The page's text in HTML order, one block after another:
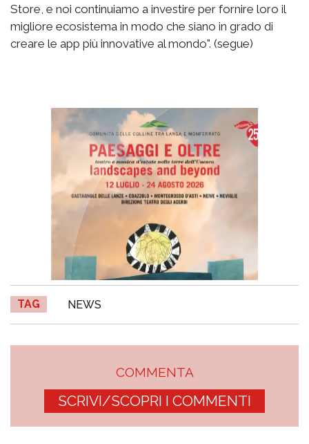
Store, e noi continuiamo a investire per fornire loro il
migliore ecosistema in modo che siano in grado di
creare le app più innovative al mondo". (segue)
TAG NEWS
COMMENTA
SCRIVI/SCOPRI I COMMENTI